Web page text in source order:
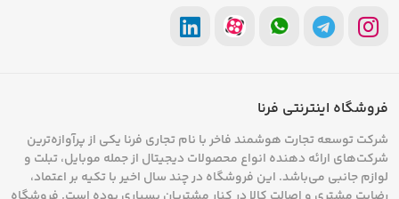
فروشگاه اینترنتی فرنا
شرکت توسعه تجارت هوشمند فاخر با نام تجاری فرنا یکی از پرآوازه‌ترین
شرکت‌های ارائه دهنده انواع محصولات دیجیتال از جمله موبایل، تبلت و
لوازم جانبی می‌باشد. این فروشگاه در چند سال اخیر با تکیه بر اعتماد،